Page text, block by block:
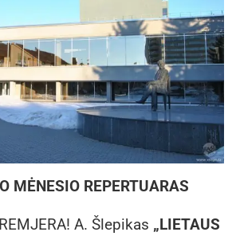
MĖNESIO REPERTUARAS
A. Šlepikas „LIETAUS